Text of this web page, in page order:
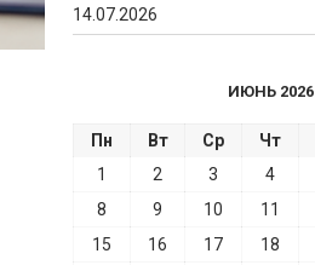
14.07.2026
ИЮНЬ 2026
Пн Вт Ср Чт
1
2 3 4
8
9 10 11
15
16 17 18